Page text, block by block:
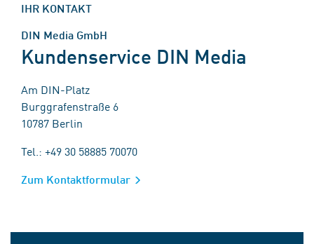
IHR KONTAKT
DIN Media GmbH
Kundenservice DIN Media
Am DIN-Platz
Burggrafenstraße 6
10787 Berlin
Tel.: +49 30 58885 70070
Zum Kontaktformular